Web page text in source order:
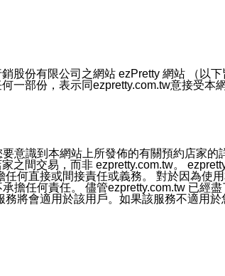
仍可接收到通知型訊息。
息皆不會被傳送。滿足以下三個條件者，
通知型訊息。
份有限公司之網站 ezPretty 網站 （以
部份，表示同ezpretty.com.tw意接受本
意識到本網站上所發佈的有關預約店家的
間交易，而非 ezpretty.com.tw。
何直接或間接責任或義務。 對於因為使
擔任何責任。 儘管ezpretty.com.tw 已經
將會適用於該用戶。如果該服務不適用於